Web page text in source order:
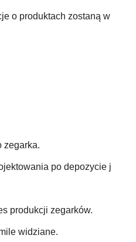
o produktach zostaną w
zegarka.
po depozycie j
produkcji zegarków.
widziane.